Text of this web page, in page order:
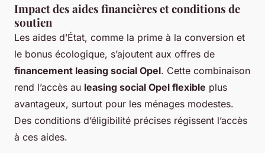
Impact des aides financières et conditions de
soutien
Les aides d’État, comme la prime à la conversion et
le bonus écologique, s’ajoutent aux offres de
financement leasing social Opel. Cette combinaison
rend l’accès au leasing social Opel flexible plus
avantageux, surtout pour les ménages modestes.
Des conditions d’éligibilité précises régissent l’accès
à ces aides.